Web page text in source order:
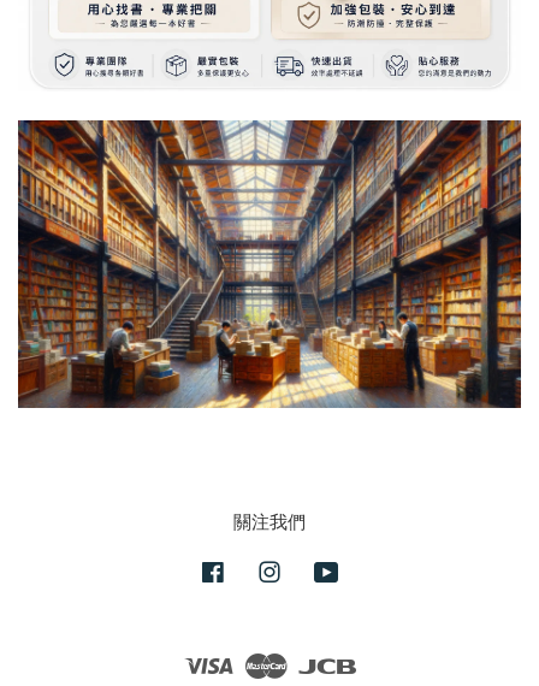
關注我們
FacebookInstagram
Visa Master